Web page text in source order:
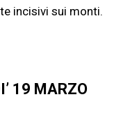
incisivi sui monti.
19 MARZO